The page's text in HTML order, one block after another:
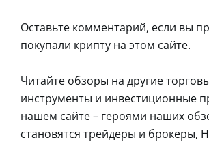
Оставьте комментарий, если вы
покупали крипту на этом сайте.
Читайте обзоры на другие
инструменты и инвестиционные
нашем сайте – героями наших
становятся трейдеры и брокеры,